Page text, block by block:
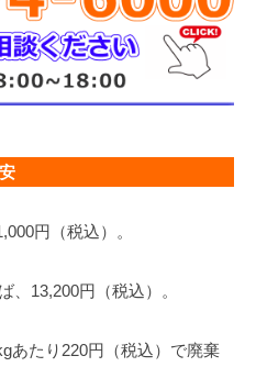
円（税込）。
、13,200円（税込）。
あたり220円（税込）で廃棄